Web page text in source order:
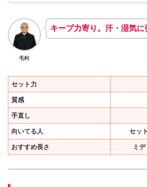
毛利
キープ力寄り。汗・湿気に
セット力
質感
手直し
向いてる人 セッ
おすすめ長さ ミ